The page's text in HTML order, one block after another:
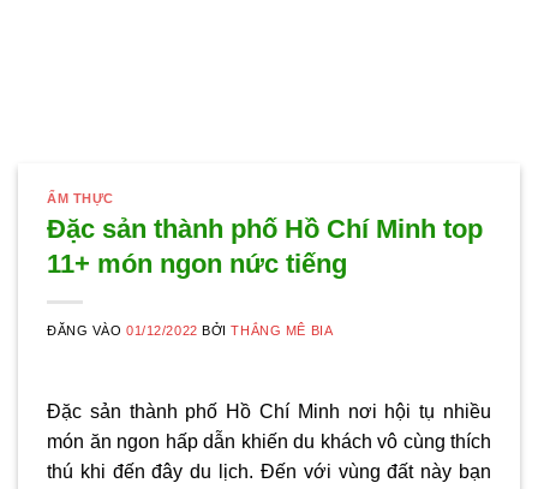
ẨM THỰC
Đặc sản thành phố Hồ Chí Minh top
11+ món ngon nức tiếng
ĐĂNG VÀO01/12/2022 BỞITHẮNG MÊ BIA
Đặc sản thành phố Hồ Chí Minh nơi hội tụ nhiều
món ăn ngon hấp dẫn khiến du khách vô cùng thích
thú khi đến đây du lịch. Đến với vùng đất này bạn